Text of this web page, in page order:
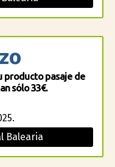
producto pasaje de
sólo 33€.
Balearia